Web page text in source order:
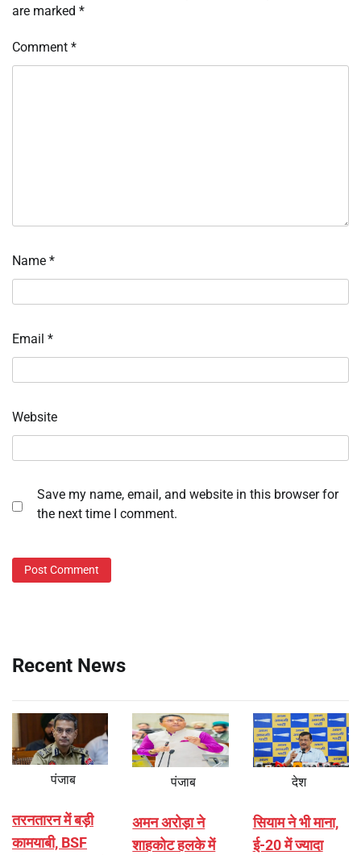
are marked *
Comment *
Name *
Email *
Website
Save my name, email, and website in this browser for
the next time I comment.
Recent News
पंजाब
तरनतारन में बड़ी
कामयाबी, BSF
पंजाब
अमन अरोड़ा ने
शाहकोट हलके में
देश
सियाम ने भी माना,
ई-20 में ज्यादा